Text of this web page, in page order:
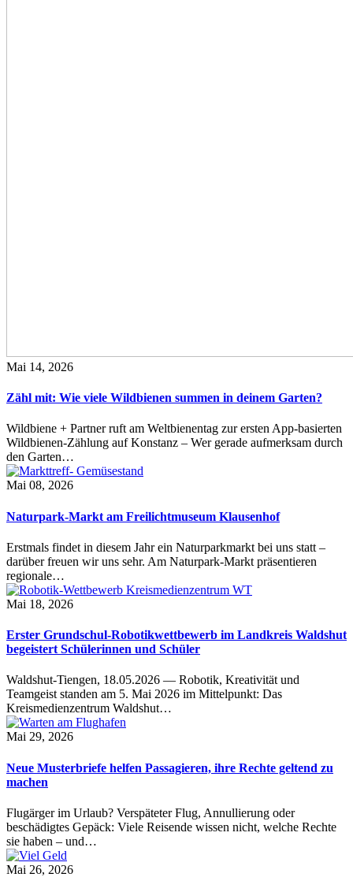
Mai 14, 2026
Zähl mit: Wie viele Wildbienen summen in deinem Garten?
Wildbiene + Partner ruft am Weltbienentag zur ersten App-basierten
Wildbienen-Zählung auf Konstanz – Wer gerade aufmerksam durch
den Garten…
Mai 08, 2026
Naturpark-Markt am Freilichtmuseum Klausenhof
Erstmals findet in diesem Jahr ein Naturparkmarkt bei uns statt –
darüber freuen wir uns sehr. Am Naturpark-Markt präsentieren
regionale…
Mai 18, 2026
Erster Grundschul-Robotikwettbewerb im Landkreis Waldshut
begeistert Schülerinnen und Schüler
Waldshut-Tiengen, 18.05.2026 — Robotik, Kreativität und
Teamgeist standen am 5. Mai 2026 im Mittelpunkt: Das
Kreismedienzentrum Waldshut…
Mai 29, 2026
Neue Musterbriefe helfen Passagieren, ihre Rechte geltend zu
machen
Flugärger im Urlaub? Verspäteter Flug, Annullierung oder
beschädigtes Gepäck: Viele Reisende wissen nicht, welche Rechte
sie haben – und…
Mai 26, 2026